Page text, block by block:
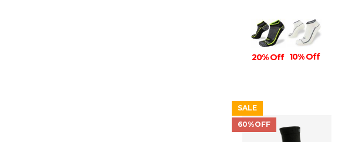
20% Off 10% Off
SALE
60%OFF